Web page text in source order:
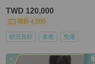
TWD 120,000
現折 4,500
狀況良好 本地 免運